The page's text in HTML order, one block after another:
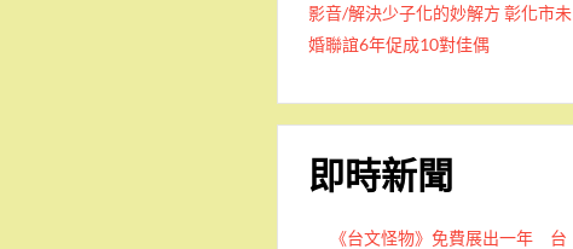
影音/解決少子化的妙解方 彰化市未
婚聯誼6年促成10對佳偶
即時新聞
《台文怪物》免費展出一年 台